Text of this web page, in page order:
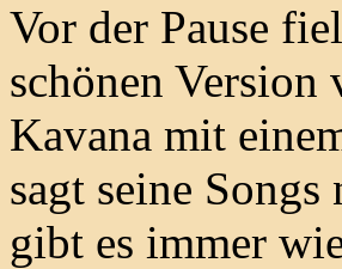
Vor der Pause
schönen
Kavana mit
sagt seine
gibt es immer